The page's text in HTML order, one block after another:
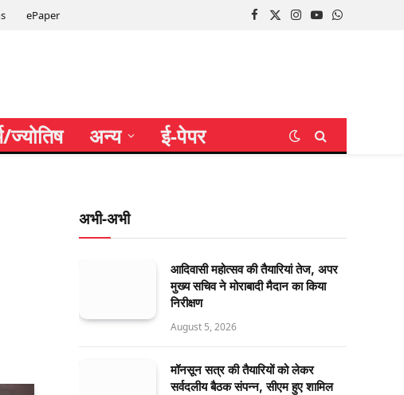
ePaper
Facebook
X
Instagram
YouTubeWhatsApp
ज्योतिष अन्य ई-पेपर
अभी-अभी
आदिवासी महोत्सव की तैयारियां तेज, अपर
मुख्य सचिव ने मोराबादी मैदान का किया
निरीक्षण
August 5, 2026
मॉनसून सत्र की तैयारियों को लेकर
सर्वदलीय बैठक संपन्न, सीएम हुए शामिल